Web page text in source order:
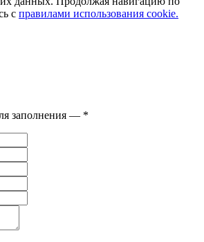
с правилами использования cookie.
заполнения — *